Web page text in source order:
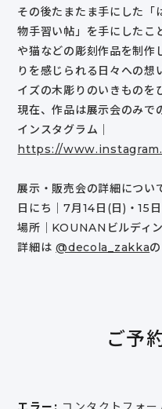
その後たまたま手にした「
物手習い帖」を手にしたこ
や猫などの彫刻作品を制作
りを感じられる日々への想
イズの木彫りのいきものを
現在、作品は展示会のみで
インスタグラム｜
https://
展示・販売会の詳細につい
日にち｜7月14日(日)・15
場所｜KOUNANビルディ
詳細は@decola_zakka
ご予